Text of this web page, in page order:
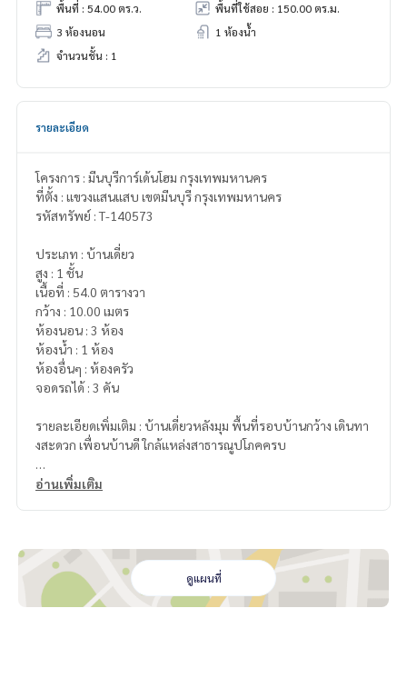
พื้นที่ : 54.00 ตร.ว.
พื้นที่ใช้สอย : 150.00 ตร.ม.
3 ห้องนอน
1 ห้องน้ำ
จำนวนชั้น : 1
รายละเอียด
โครงการ : มีนบุรีการ์เด้นโฮม กรุงเทพมหานคร
ที่ตั้ง : แขวงแสนแสบ เขตมีนบุรี กรุงเทพมหานคร
รหัสทรัพย์ : T-140573
ประเภท : บ้านเดี่ยว
สูง : 1 ชั้น
เนื้อที่ : 54.0 ตารางวา
กว้าง : 10.00 เมตร
ห้องนอน : 3 ห้อง
ห้องน้ำ : 1 ห้อง
ห้องอื่นๆ : ห้องครัว
จอดรถได้ : 3 คัน
รายละเอียดเพิ่มเติม : บ้านเดี่ยวหลังมุม พื้นที่รอบบ้านกว้าง เดินทา
งสะดวก เพื่อนบ้านดี ใกล้แหล่งสาธารณูปโภคครบ
ราคา : 2,400,000 บาท
**เรามีบริการจัดสินเชื่อให้ฟรี พร้อมยินดีให้คำปรึกษา มีให้เลือกทุ
กธนาคาร**
อ่านเพิ่มเติม
ดูแผนที่